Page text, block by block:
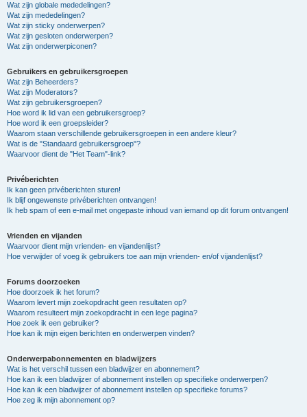
Wat zijn globale mededelingen?
Wat zijn mededelingen?
Wat zijn sticky onderwerpen?
Wat zijn gesloten onderwerpen?
Wat zijn onderwerpiconen?
Gebruikers en gebruikersgroepen
Wat zijn Beheerders?
Wat zijn Moderators?
Wat zijn gebruikersgroepen?
Hoe word ik lid van een gebruikersgroep?
Hoe word ik een groepsleider?
Waarom staan verschillende gebruikersgroepen in een andere kleur?
Wat is de "Standaard gebruikersgroep"?
Waarvoor dient de "Het Team"-link?
Privéberichten
Ik kan geen privéberichten sturen!
Ik blijf ongewenste privéberichten ontvangen!
Ik heb spam of een e-mail met ongepaste inhoud van iemand op dit forum ontvangen!
Vrienden en vijanden
Waarvoor dient mijn vrienden- en vijandenlijst?
Hoe verwijder of voeg ik gebruikers toe aan mijn vrienden- en/of vijandenlijst?
Forums doorzoeken
Hoe doorzoek ik het forum?
Waarom levert mijn zoekopdracht geen resultaten op?
Waarom resulteert mijn zoekopdracht in een lege pagina?
Hoe zoek ik een gebruiker?
Hoe kan ik mijn eigen berichten en onderwerpen vinden?
Onderwerpabonnementen en bladwijzers
Wat is het verschil tussen een bladwijzer en abonnement?
Hoe kan ik een bladwijzer of abonnement instellen op specifieke onderwerpen?
Hoe kan ik een bladwijzer of abonnement instellen op specifieke forums?
Hoe zeg ik mijn abonnement op?